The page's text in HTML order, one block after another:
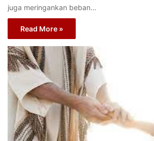
juga meringankan beban…
Read More »